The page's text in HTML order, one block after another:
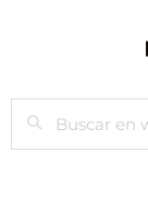
Buscar